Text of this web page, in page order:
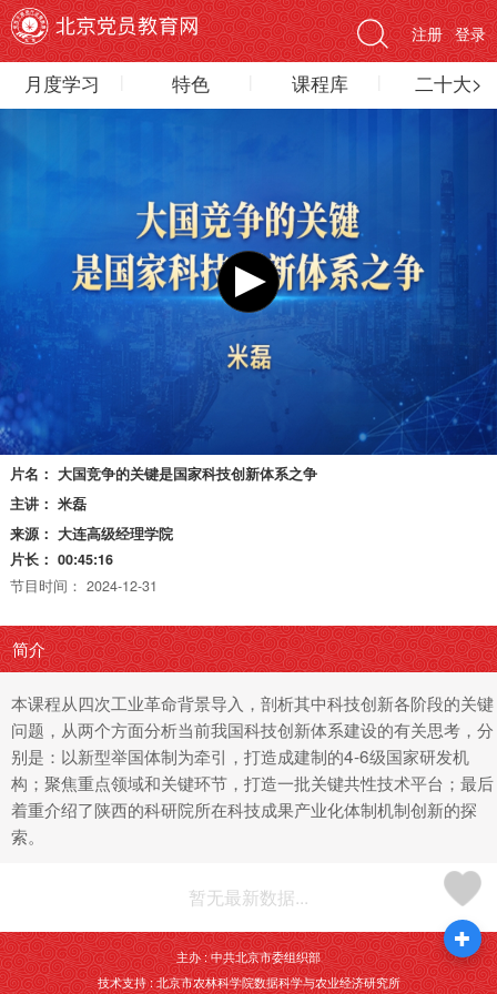
登录
注册
月度学习 特色 课程库 二十大>
片名： 大国竞争的关键是国家科技创新体系之争
主讲： 米磊
来源： 大连高级经理学院
片长： 00:45:16
节目时间： 2024-12-31
简介
本课程从四次工业革命背景导入，剖析其中科技创新各阶段的关键
问题，从两个方面分析当前我国科技创新体系建设的有关思考，分
别是：以新型举国体制为牵引，打造成建制的4-6级国家研发机
构；聚焦重点领域和关键环节，打造一批关键共性技术平台；最后
着重介绍了陕西的科研院所在科技成果产业化体制机制创新的探
索。
暂无最新数据...
主办 : 中共北京市委组织部
技术支持 : 北京市农林科学院数据科学与农业经济研究所